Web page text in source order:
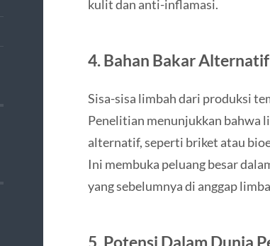
kulit dan anti-inflamasi.
4.Bahan Bakar
Sisa-sisa limbah dari produksi
Penelitian menunjukkan bahwa
alternatif, seperti briket atau
Ini membuka peluang besar
yang sebelumnya di anggap
5.Potensi Dalam Dunia